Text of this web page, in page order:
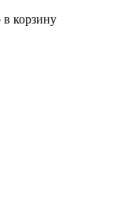
корзину